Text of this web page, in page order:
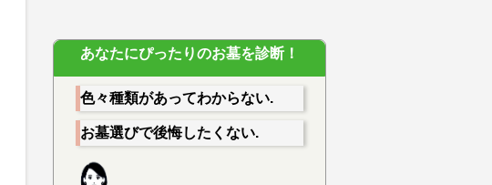
あなたにぴったりのお墓を診断！
色々種類があってわからない.
お墓選びで後悔したくない.